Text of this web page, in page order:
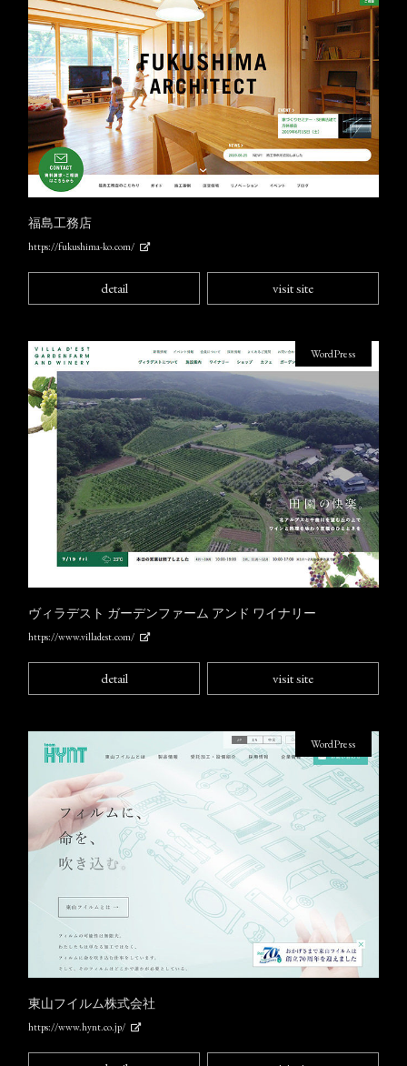
福島工務店
https://fukushima-ko.com/
detail visit site
ヴィラデスト ガーデンファーム アンド ワイナリー
https://www.villadest.com/
WordPress
detail visit site
東山フイルム株式会社
https://www.hynt.co.jp/
WordPress